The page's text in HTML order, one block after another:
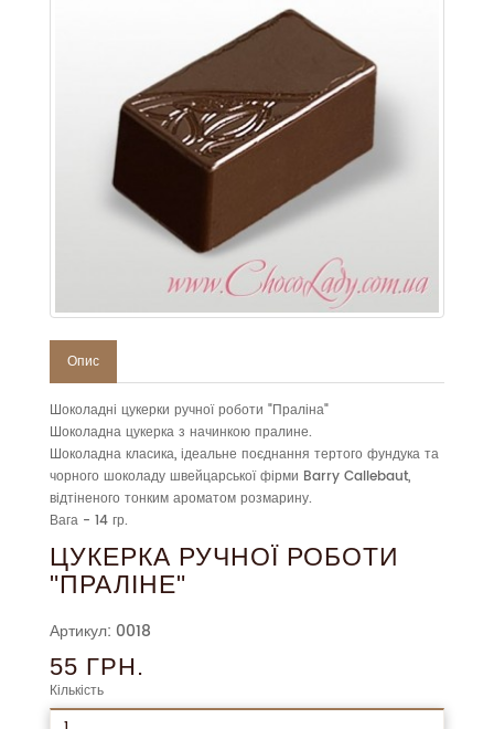
Опис
Шоколадні цукерки ручної роботи "Праліна"
Шоколадна цукерка з начинкою пралине.
Шоколадна класика, ідеальне поєднання тертого фундука та
чорного шоколаду швейцарської фірми Barry Callebaut,
відтіненого тонким ароматом розмарину.
Вага - 14 гр.
ЦУКЕРКА РУЧНОЇ РОБОТИ
"ПРАЛІНЕ"
Артикул: 0018
55 ГРН.
Кількість